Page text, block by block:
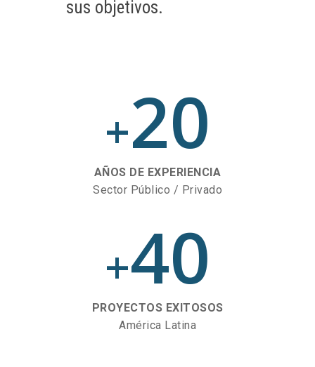
sus objetivos.
+20
AÑOS DE EXPERIENCIA
Sector Público / Privado
+40
PROYECTOS EXITOSOS
América Latina